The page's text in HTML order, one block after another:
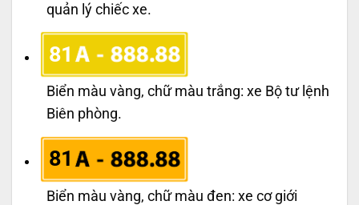
quản lý chiếc xe.
81
Biển màu vàng, chữ màu trắng: xe Bộ tư lệnh
Biên phòng.
81
Biển màu vàng, chữ màu đen: xe cơ giới